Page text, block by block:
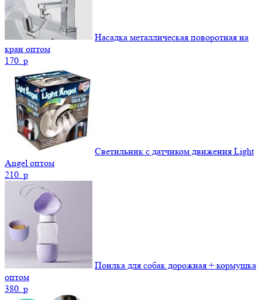
Насадка металлическая поворотная на
кран оптом
170. p
Светильник с датчиком движения Light
Angel оптом
210. p
Поилка для собак дорожная + кормушка
оптом
380. p